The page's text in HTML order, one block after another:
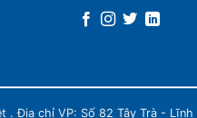
Địa chỉ VP: Số 82 Tây Trà -